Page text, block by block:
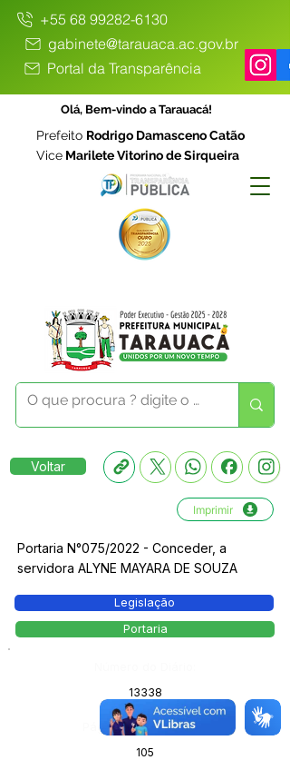
+55 68 99282-6130
gabinete@tarauaca.ac.gov.br
Portal da Transparência
Olá, Bem-vindo a Tarauacá!
Prefeito Rodrigo Damasceno Catão
Vice Marilete Vitorino de Sirqueira
Voltar
Imprimir
Portaria N°075/2022 - Conceder, a
servidora ALYNE MAYARA DE SOUZA
Legislação
Portaria
13338
Página da Publicação:
105